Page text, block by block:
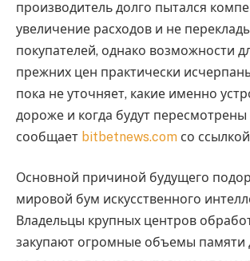
производитель долго пытался
увеличение расходов и не
покупателей, однако возможности
прежних цен практически
пока не уточняет, какие именно
дороже и когда будут
сообщает bitbetnews.com со
Основной причиной будущего
мировой бум искусственного
Владельцы крупных центров
закупают огромные объемы памяти